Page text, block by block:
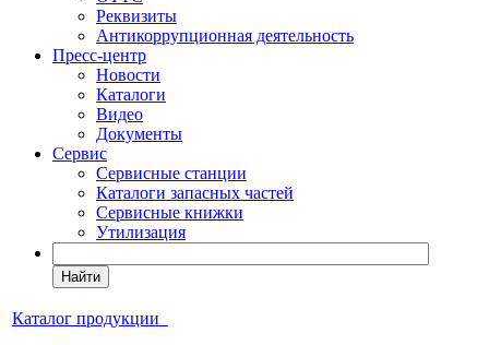
Реквизиты
Антикоррупционная деятельность
Пресс-центр
Новости
Каталоги
Видео
Документы
Сервис
Сервисные станции
Каталоги запасных частей
Сервисные книжки
Утилизация
Найти
Каталог продукции